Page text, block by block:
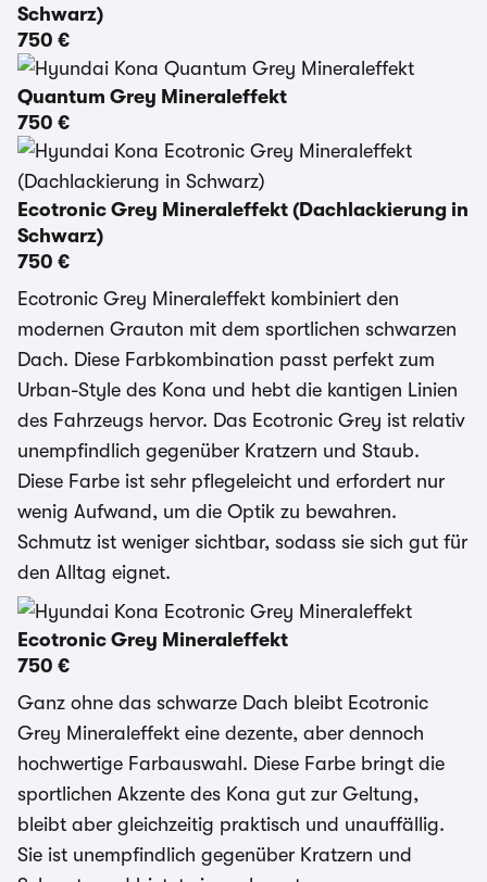
Schwarz)
750 €
Quantum Grey Mineraleffekt
750 €
Ecotronic Grey Mineraleffekt (Dachlackierung in
Schwarz)
750 €
Ecotronic Grey Mineraleffekt kombiniert den
modernen Grauton mit dem sportlichen schwarzen
Dach. Diese Farbkombination passt perfekt zum
Urban-Style des Kona und hebt die kantigen Linien
des Fahrzeugs hervor. Das Ecotronic Grey ist relativ
unempfindlich gegenüber Kratzern und Staub.
Diese Farbe ist sehr pflegeleicht und erfordert nur
wenig Aufwand, um die Optik zu bewahren.
Schmutz ist weniger sichtbar, sodass sie sich gut für
den Alltag eignet.
Ecotronic Grey Mineraleffekt
750 €
Ganz ohne das schwarze Dach bleibt Ecotronic
Grey Mineraleffekt eine dezente, aber dennoch
hochwertige Farbauswahl. Diese Farbe bringt die
sportlichen Akzente des Kona gut zur Geltung,
bleibt aber gleichzeitig praktisch und unauffällig.
Sie ist unempfindlich gegenüber Kratzern und